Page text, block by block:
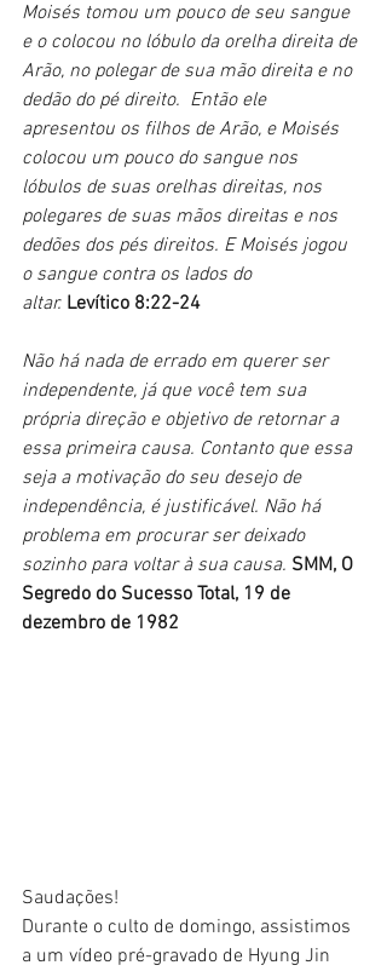
Moisés tomou um pouco de seu sangue
e o colocou no lóbulo da orelha direita de
Arão, no polegar de sua mão direita e no
dedão do pé direito.  Então ele
apresentou os filhos de Arão, e Moisés
colocou um pouco do sangue nos
lóbulos de suas orelhas direitas, nos
polegares de suas mãos direitas e nos
dedões dos pés direitos. E Moisés jogou
o sangue contra os lados do
altar. Levítico 8:22-24
Não há nada de errado em querer ser
independente, já que você tem sua
própria direção e objetivo de retornar a
essa primeira causa. Contanto que essa
seja a motivação do seu desejo de
independência, é justificável. Não há
problema em procurar ser deixado
sozinho para voltar à sua causa. SMM, O
Segredo do Sucesso Total, 19 de
dezembro de 1982
Saudações!
Durante o culto de domingo, assistimos
a um vídeo pré-gravado de Hyung Jin